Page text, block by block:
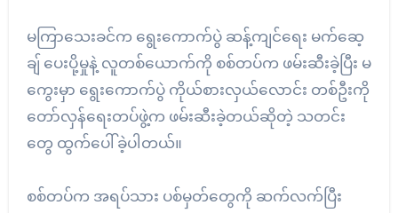
မကြာသေးခင်က ရွေးကောက်ပွဲ ဆန့်ကျင်ရေး မက်ဆေ့
ချ် ပေးပို့မှုနဲ့ လူတစ်ယောက်ကို စစ်တပ်က ဖမ်းဆီးခဲ့ပြီး မ
ကွေးမှာ ရွေးကောက်ပွဲ ကိုယ်စားလှယ်လောင်း တစ်ဦးကို
တော်လှန်ရေးတပ်ဖွဲ့က ဖမ်းဆီးခဲ့တယ်ဆိုတဲ့ သတင်း
တွေ ထွက်ပေါ်ခဲ့ပါတယ်။
စစ်တပ်က အရပ်သား ပစ်မှတ်တွေကို ဆက်လက်ပြီး